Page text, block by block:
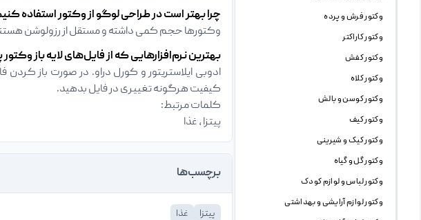
وکتور فرش و پرده
وکتور کاراکتر
وکتور کفش
وکتور کلاه
وکتور کوسن و بالش
وکتور کیف
وکتور کیک و شیرینی
وکتور گل و گیاه
وکتور لباس و لوازم کودک
وکتور لوازم آرایشی و بهداشتی
چرا بهتر است در طراحی لوگو از وکتور استفاده
وکتورها حجم کمی داشته و مستقل از رزولوشن
بهترین نرم‌افزارهایی که از فایل‌های لایه باز
کیفیت هرگونه تغییری در فایل بدهید.
کلمات مرتبط:
پیتزا ، غذا
برچسب‌ها
پیتزا غذا